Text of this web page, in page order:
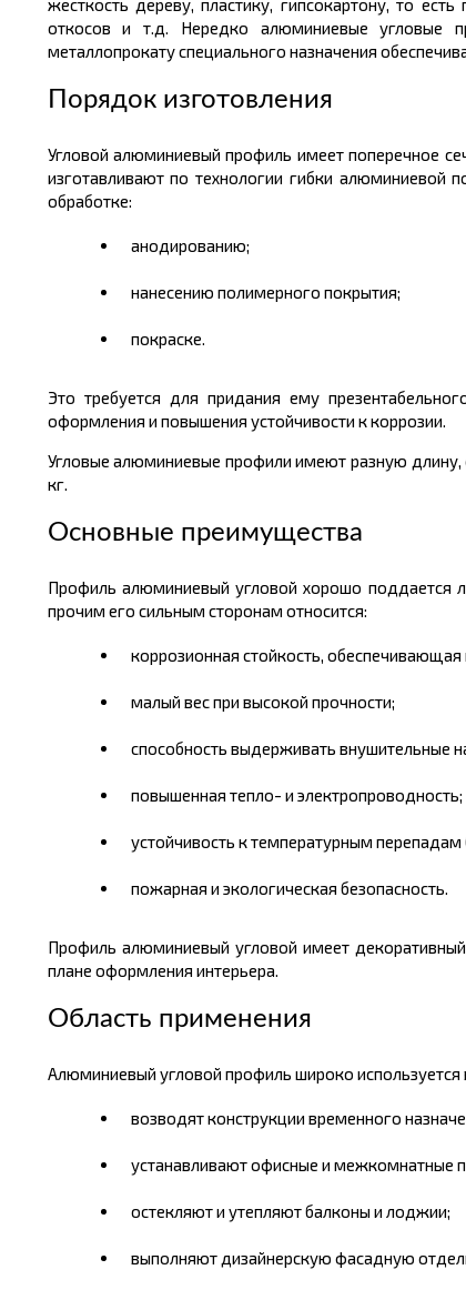
жесткость дереву, пластику, гипсокартону, то
откосов и т.д. Нередко алюминиевые угловые
металлопрокатуспециального назначения
Порядок изготовления
Угловой алюминиевый профиль имеет поперечное
изготавливают по технологии гибки
обработке:
анодированию;
нанесению полимерного покрытия;
покраске.
Это требуется для придания ему
оформления и повышения устойчивости к коррозии.
Угловые алюминиевые профили имеют разную длину,
кг.
Основные преимущества
Профиль алюминиевый угловой хорошо поддается
прочим его сильным сторонам относится:
коррозионная стойкость,
малый вес при высокой прочности;
способность выдерживать внушительные
повышенная тепло- и электропроводность;
устойчивость к температурным перепадам
пожарная и экологическая безопасность.
Профиль алюминиевый угловой имеет
плане оформления интерьера.
Область применения
Алюминиевый угловой профиль широко
возводят конструкции временного
устанавливают офисные и межкомнатные
остекляют и утепляют балконы и лоджии;
выполняют дизайнерскую фасадную